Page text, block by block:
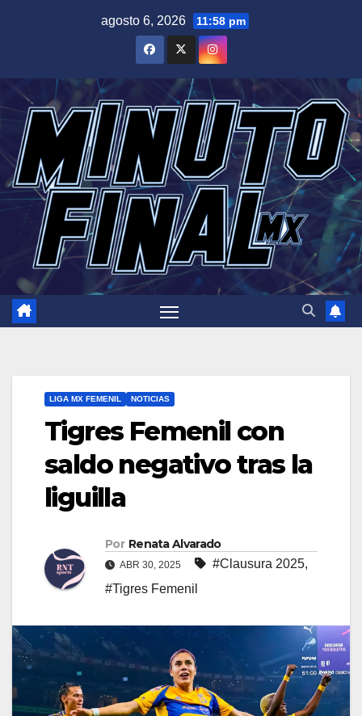
agosto 6, 2026 11:58 pm
LIGA MX FEMENIL NOTICIAS
Tigres Femenil con
saldo negativo tras la
liguilla
Por Renata Alvarado
ABR 30, 2025 #Clausura 2025,
#Tigres Femenil